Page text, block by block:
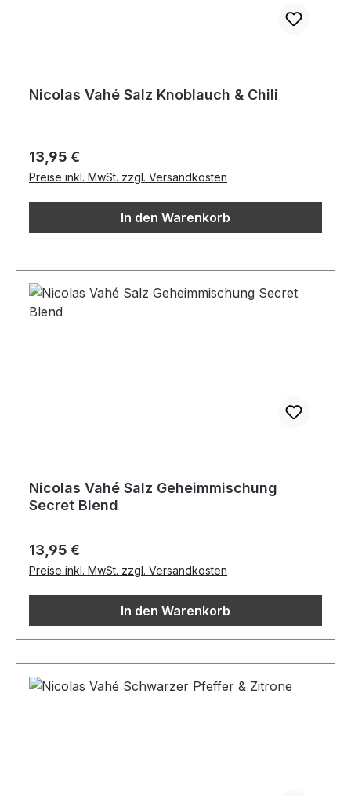
Nicolas Vahé Salz Knoblauch & Chili
Regulärer Preis:
13,95 €
Preise inkl. MwSt. zzgl. Versandkosten
In den Warenkorb
Nicolas Vahé Salz Geheimmischung
Secret Blend
Regulärer Preis:
13,95 €
Preise inkl. MwSt. zzgl. Versandkosten
In den Warenkorb